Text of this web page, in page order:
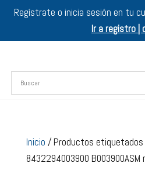
Regístrate o inicia sesión en tu
Ir a registro |
Inicio / Productos etiquetados
8432294003900 B003900ASM